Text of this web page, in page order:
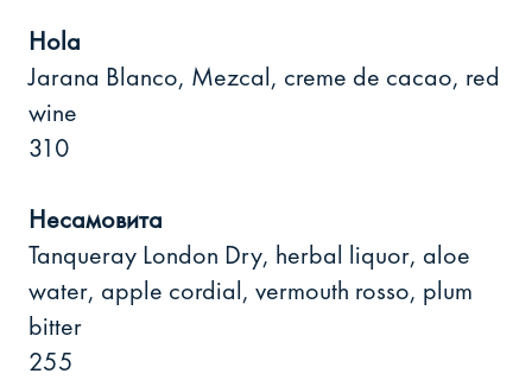
Hola
Jarana Blanco, Mezcal, creme de cacao, red
wine
310
Несамовита
Tanqueray London Dry, herbal liquor, aloe
water, apple cordial, vermouth rosso, plum
bitter
255